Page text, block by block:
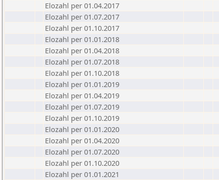
Elozahl per 01.04.2017
Elozahl per 01.07.2017
Elozahl per 01.10.2017
Elozahl per 01.01.2018
Elozahl per 01.04.2018
Elozahl per 01.07.2018
Elozahl per 01.10.2018
Elozahl per 01.01.2019
Elozahl per 01.04.2019
Elozahl per 01.07.2019
Elozahl per 01.10.2019
Elozahl per 01.01.2020
Elozahl per 01.04.2020
Elozahl per 01.07.2020
Elozahl per 01.10.2020
Elozahl per 01.01.2021